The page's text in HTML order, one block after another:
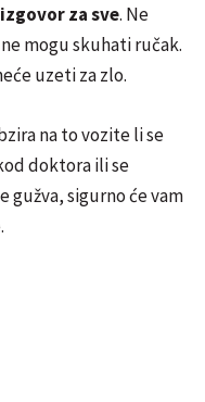
za sve. Ne
mogu skuhati ručak.
uzeti za zlo.
na to vozite li se
doktora ili se
gužva, sigurno će vam